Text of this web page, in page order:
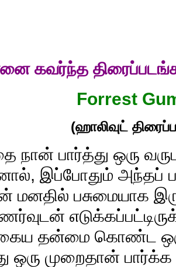
கவர்ந்த
Forrest
(ஹாலிவுட்
நான் பார்த்து ஒரு
இப்போதும் அந்தப்
மனதில் பசுமையாக
தன்மை கொண்ட
ஒரு முறைதான் பார்க்க